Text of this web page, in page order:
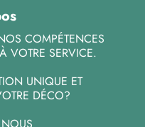
COMPÉTENCES
VOTRE SERVICE.
UNIQUE ET
DÉCO?